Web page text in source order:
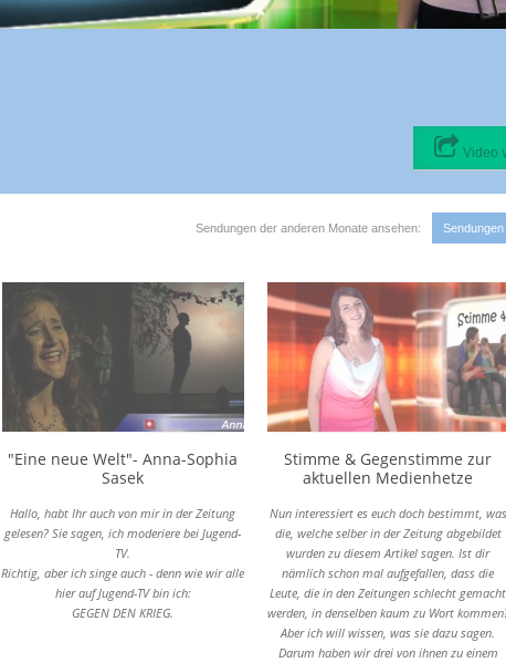
Video
Sendungen der anderen Monate ansehen:
"Eine neue Welt"- Anna-Sophia
Sasek
Hallo, habt Ihr auch von mir in der Zeitung
gelesen? Sie sagen, ich moderiere bei Jugend-
TV.
Richtig, aber ich singe auch - denn wie wir alle
hier auf Jugend-TV bin ich:
GEGEN DEN KRIEG.
Stimme & Gegenstimme zur
aktuellen Medienhetze
Nun interessiert es euch doch bestimmt, was
die, welche selber in der Zeitung abgebildet
wurden zu diesem Artikel sagen. Ist dir
nämlich schon mal aufgefallen, dass die
Leute, die in den Zeitungen schlecht gemacht
werden, in denselben kaum zu Wort
Aber ich will wissen, was sie dazu sagen.
Darum haben wir drei von ihnen zu einem